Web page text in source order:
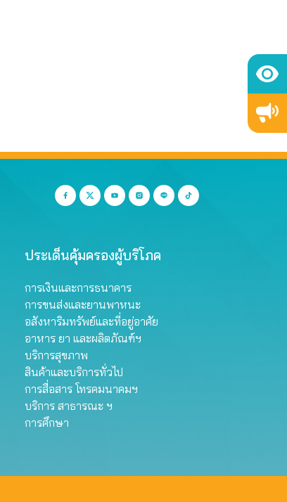
ประเด็นคุ้มครองผู้บริโภค
การเงินและการธนาคาร
การขนส่งและยานพาหนะ
อสังหาริมทรัพย์และที่อยู่อาศัย
อาหาร ยา และผลิตภัณฑ์ฯ
บริการสุขภาพ
สินค้าและบริการทั่วไป
การสื่อสาร โทรคมนาคมฯ
บริการ สาธารณะ ฯ
การศึกษา